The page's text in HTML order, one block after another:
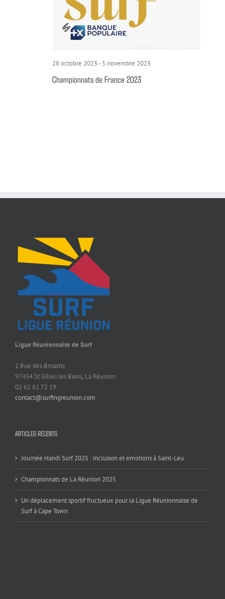
28 octobre 2023- 5 novembre 2023
Championnats de France 2023
Ligue Réunionnaise de Surf
2 Rue des Brisants
97434 St Gilles les Bains, La Réunion
02 62 61 72 19
contact@surfingreunion.com
ARTICLES RÉCENTS
Journée Handi Surf 2025 : inclusion et émotions à Saint-Leu
Championnats de La Réunion 2025
Un déplacement sportif fructueux pour la Ligue Réunionnaise de
Surf à Cape Town